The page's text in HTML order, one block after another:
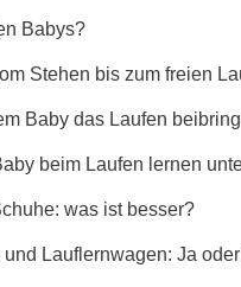
Babys?
Stehen bis zum freien
Baby das Laufen
beim Laufen lernen
was ist besser?
und Lauflernwagen: Ja